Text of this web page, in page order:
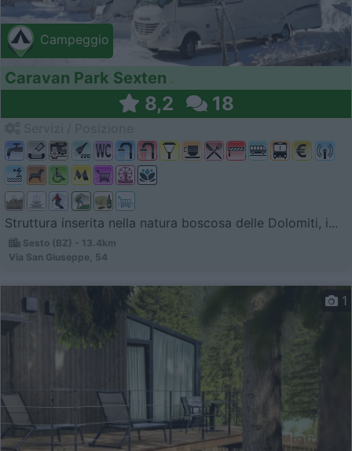
Campeggio
Caravan Park Sexten
8,2 18
Struttura inserita nella natura boscosa delle Dolomiti, i...
Sesto (BZ) - 13.4km
Via San Giuseppe, 54
1